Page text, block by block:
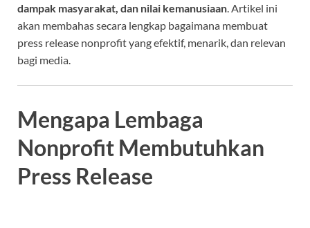
dampak masyarakat, dan nilai kemanusiaan . Artikel ini
akan membahas secara lengkap bagaimana membuat
press release nonprofit yang efektif, menarik, dan relevan
bagi media.
Mengapa Lembaga
Nonprofit Membutuhkan
Press Release